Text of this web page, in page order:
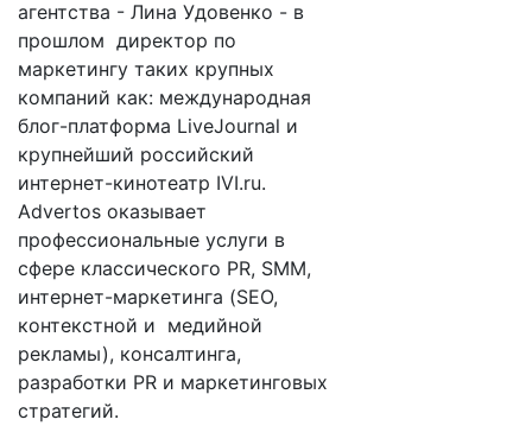
агентства - Лина Удовенко - в
прошлом директор по
маркетингу таких крупных
компаний как: международная
блог-платформа LiveJournal и
крупнейший российский
интернет-кинотеатр IVI.ru.
Advertos оказывает
профессиональные услуги в
сфере классического PR, SMM,
интернет-маркетинга (SEO,
контекстной и медийной
рекламы), консалтинга,
разработки PR и маркетинговых
стратегий.